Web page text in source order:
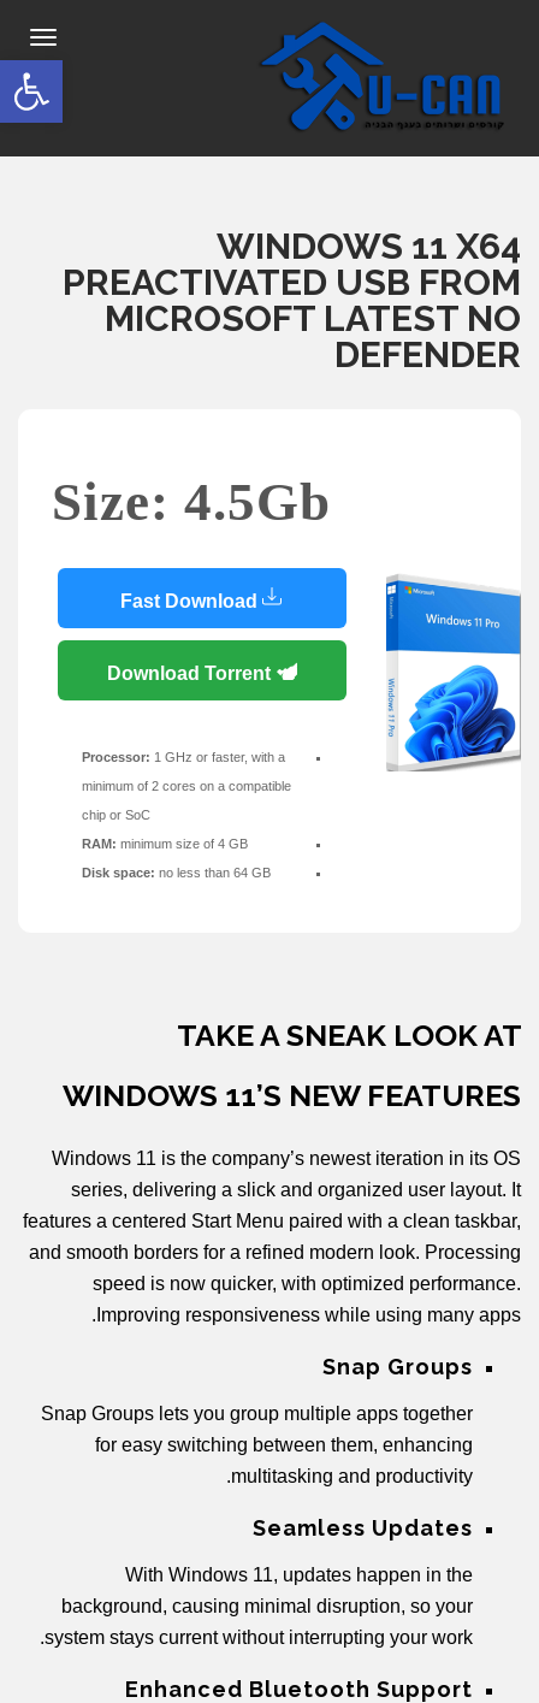
פתח
WINDOWS 11 X64
PREACTIVATED USB FROM
MICROSOFT LATEST NO
DEFENDER
Size: 4.5Gb
Processor: 1 GHz or faster, with a
minimum of 2 cores on a compatible
chip or SoC
RAM: minimum size of 4 GB
Disk space: no less than 64 GB
TAKE A SNEAK LOOK AT
WINDOWS 11’S NEW FEATURES
Windows 11 is the company’s newest iteration in its OS
series, delivering a slick and organized user layout. It
features a centered Start Menu paired with a clean taskbar,
and smooth borders for a refined modern look. Processing
speed is now quicker, with optimized performance.
Improving responsiveness while using many apps.
Snap Groups
Snap Groups lets you group multiple apps together
for easy switching between them, enhancing
multitasking and productivity.
Seamless Updates
With Windows 11, updates happen in the
background, causing minimal disruption, so your
system stays current without interrupting your work.
Enhanced Bluetooth Support